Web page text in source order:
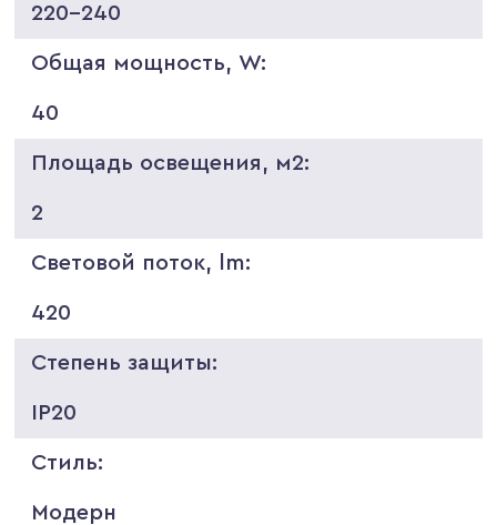
220-240
Общая мощность, W:
40
Площадь освещения, м2:
2
Световой поток, lm:
420
Степень защиты:
IP20
Стиль:
Модерн